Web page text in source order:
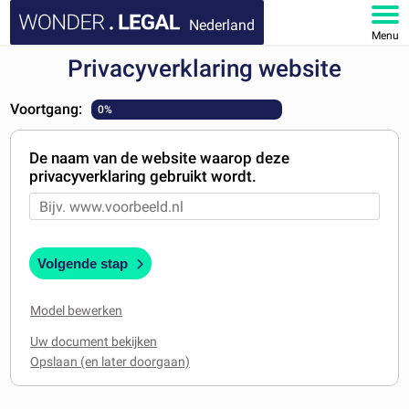
Nederland
Menu
DOCUMENTEN
FAQ
MIJN ACCOUNT
Privacyverklaring website
Voortgang: 0%
De naam van de website waarop deze
privacyverklaring gebruikt wordt.
Volgende stap
Model bewerken
Uw document bekijken